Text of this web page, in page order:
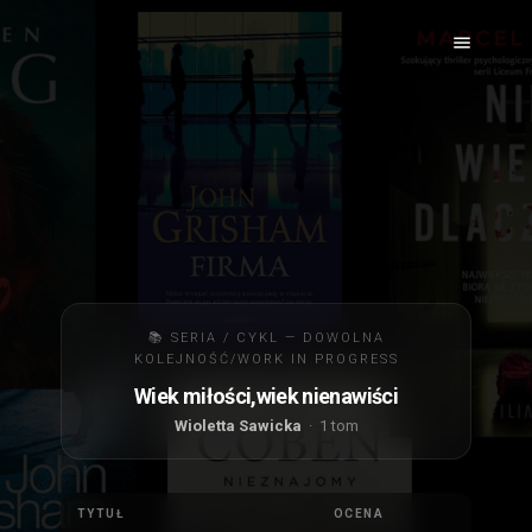
📚 SERIA / CYKL — DOWOLNA
KOLEJNOŚĆ/WORK IN PROGRESS
Wiek miłości,wiek nienawiści
Wioletta Sawicka · 1 tom
TYTUŁ OCENA